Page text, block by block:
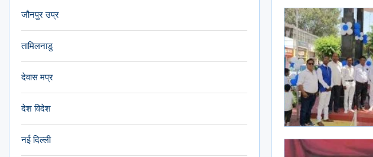
जौनपुर उप्र
तामिलनाडु
देवास मप्र
देश विदेश
नई दिल्ली